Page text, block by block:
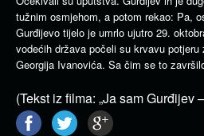
tužnim osmjehom, a potom rekao: Pa,
Gurđijevo tijelo je umrlo ujutro 29.
vodećih država počeli su krvavu
Georgija Ivanovića. Sa čim se to
(Tekst iz filma: „Ja sam Gurđijev